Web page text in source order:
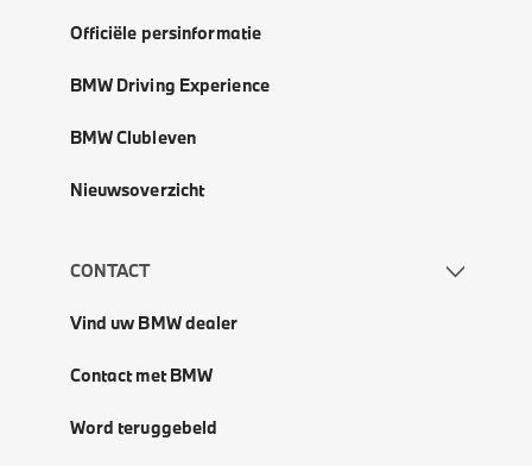
Officiële persinformatie
BMW Driving Experience
BMW Clubleven
Nieuwsoverzicht
CONTACT
Vind uw BMW dealer
Contact met BMW
Word teruggebeld